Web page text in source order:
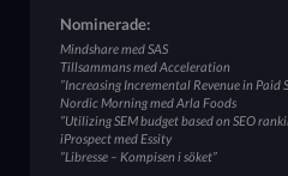
Nominerade:
Mindshare med SAS
Tillsammans med Acceleration
”Increasing Incremental Revenue in Paid
Nordic Morning med Arla Foods
”Utilizing SEM budget based on SEO
iProspect med Essity
”Libresse – Kompisen i söket”